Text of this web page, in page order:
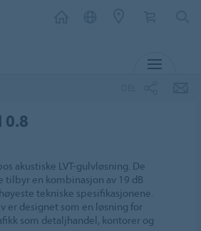
0.8
akustiske LVT-gulvløsning. De
tilbyr en kombinasjon av 19 dB
tekniske spesifikasjonene.
er designet som en løsning for
som detaljhandel, kontorer og